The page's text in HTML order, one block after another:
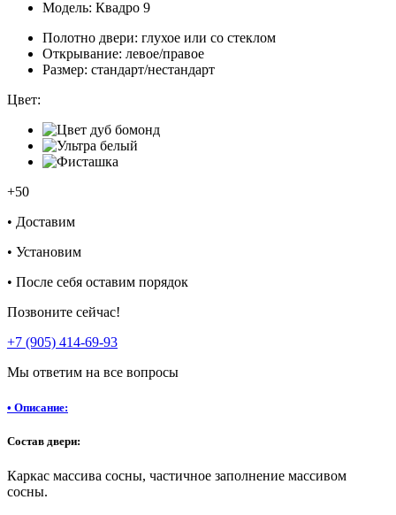
Модель: Квадро 9
Полотно двери: глухое или со стеклом
Открывание: левое/правое
Размер: стандарт/нестандарт
Цвет:
+50
• Доставим
• Установим
• После себя оставим порядок
Позвоните сейчас!
+7 (905) 414-69-93
Мы ответим на все вопросы
• Описание:
Состав двери:
Каркас массива сосны, частичное заполнение массивом
сосны.